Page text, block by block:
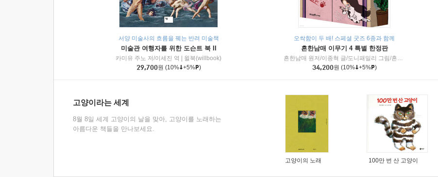
서양 미술사의 흐름을 꿰는 반려 미술책
미술관 여행자를 위한 도슨트 북 II
카미유 주노 저/이세진 역
윌북(willbook)
29,700원 (10% +5% )
오싹함이 두 배! 스페셜 굿즈 6종과 함께
흔한남매 이무기 4 특별 한정판
흔한남매 원저/이종혁 글/도니패밀리 그림/흔한컴퍼니 감수
34,200원 (10% +5% )
고양이라는 세계
8월 8일 세계 고양이의 날을 맞아, 고양이를 노래하는
아름다운 책들을 만나보세요.
고양이의 노래 100만 번 산 고양이